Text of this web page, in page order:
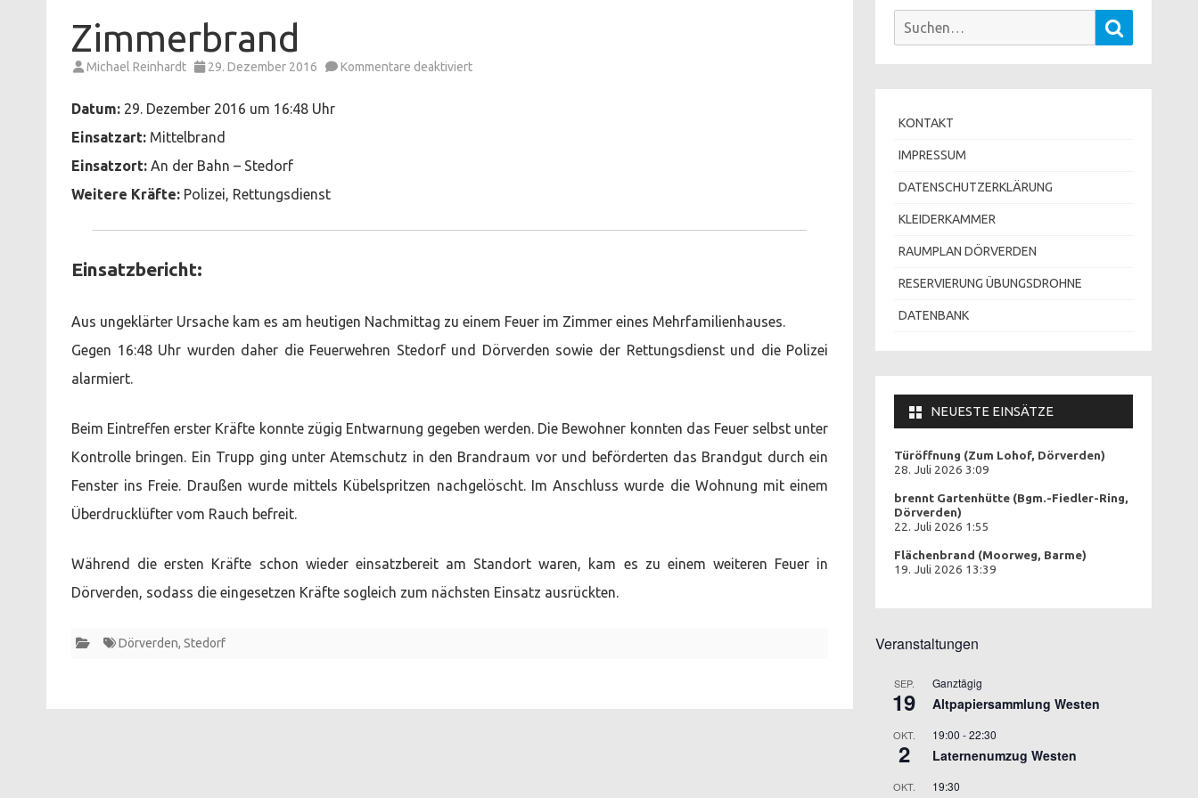
Zimmerbrand
Michael Reinhardt 29. Dezember 2016 Kommentare deaktiviertfür
Datum: 29. Dezember 2016 um 16:48 Uhr
Einsatzart: Mittelbrand
Einsatzort: An der Bahn – Stedorf
Weitere Kräfte: Polizei, Rettungsdienst
Einsatzbericht:
Aus ungeklärter Ursache kam es am heutigen Nachmittag zu einem Feuer im Zimmer eines Mehrfamilienhauses.
Gegen 16:48 Uhr wurden daher die Feuerwehren Stedorf und Dörverden sowie der Rettungsdienst und die Polizei
alarmiert.
Beim Eintreffen erster Kräfte konnte zügig Entwarnung gegeben werden. Die Bewohner konnten das Feuer selbst unter
Kontrolle bringen. Ein Trupp ging unter Atemschutz in den Brandraum vor und beförderten das Brandgut durch ein
Fenster ins Freie. Draußen wurde mittels Kübelspritzen nachgelöscht. Im Anschluss wurde die Wohnung mit einem
Überdrucklüfter vom Rauch befreit.
Während die ersten Kräfte schon wieder einsatzbereit am Standort waren, kam es zu einem weiteren Feuer in
Dörverden, sodass die eingesetzen Kräfte sogleich zum nächsten Einsatz ausrückten.
Dörverden, Stedorf
Suchen
KONTAKT
IMPRESSUM
DATENSCHUTZERKLÄRUNG
KLEIDERKAMMER
RAUMPLAN DÖRVERDEN
RESERVIERUNG ÜBUNGSDROHNE
DATENBANK
NEUESTE EINSÄTZE
Türöffnung (Zum Lohof, Dörverden)
28. Juli 2026 3:09
brennt Gartenhütte (Bgm.-Fiedler-Ring,
Dörverden)
22. Juli 2026 1:55
Flächenbrand (Moorweg, Barme)
19. Juli 2026 13:39
Veranstaltungen
SEP.
19
Ganztägig
Altpapiersammlung Westen
OKT.
2
19:00 -22:30
Laternenumzug Westen
OKT. 19:30